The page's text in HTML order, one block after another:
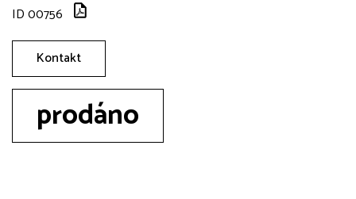
ID 00756
Kontakt
prodáno